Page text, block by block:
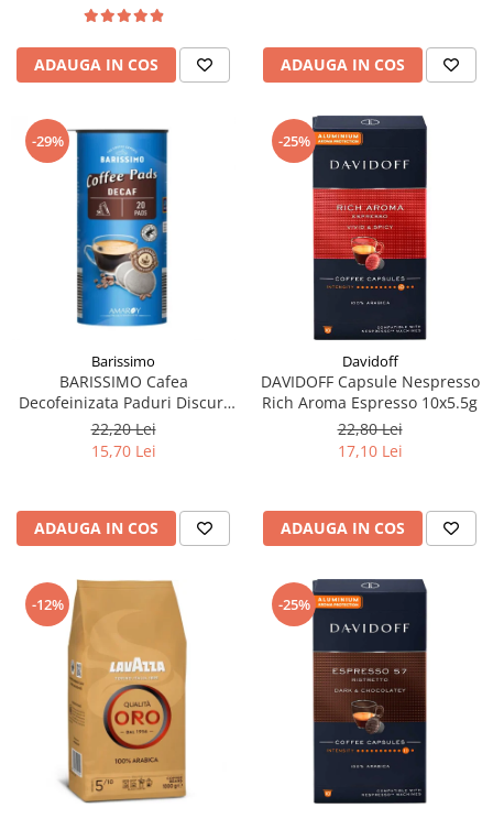
ADAUGA IN COS ADAUGA IN COS
-29%
Barissimo
BARISSIMO Cafea
Decofeinizata Paduri Discuri
Senseo 62mm Monodoze
20buc - 140g
22,20 Lei
15,70 Lei
ADAUGA IN COS
-25%
Davidoff
DAVIDOFF Capsule Nespresso
Rich Aroma Espresso 10x5.5g
22,80 Lei
17,10 Lei
ADAUGA IN COS
-12% -25%